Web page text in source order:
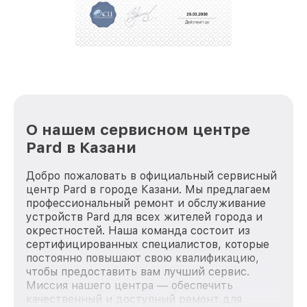
стараемся каждый день делать наш сервис еще
О нашем сервисном центре
Pard в Казани
Добро пожаловать в официальный сервисный
центр Pard в городе Казани. Мы предлагаем
профессиональный ремонт и обслуживание
устройств Pard для всех жителей города и
окрестностей. Наша команда состоит из
сертифицированных специалистов, которые
постоянно повышают свою квалификацию,
чтобы предоставить вам лучший сервис.
Миссия нашего центра — обеспечить
качественный и доступный ремонт для